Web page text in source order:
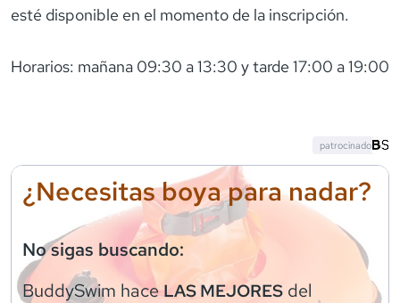
esté disponible en el momento de la inscripción.
Horarios: mañana 09:30 a 13:30 y tarde 17:00 a 19:00
¿Necesitas boya para nadar?
No sigas buscando:
BuddySwim haceLAS MEJORES del
patrocinado